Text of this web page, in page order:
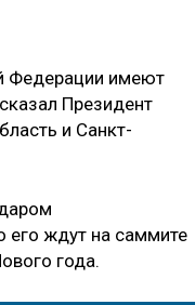
Федерации имеют
Президент
и Санкт-
его ждут на саммите
года.